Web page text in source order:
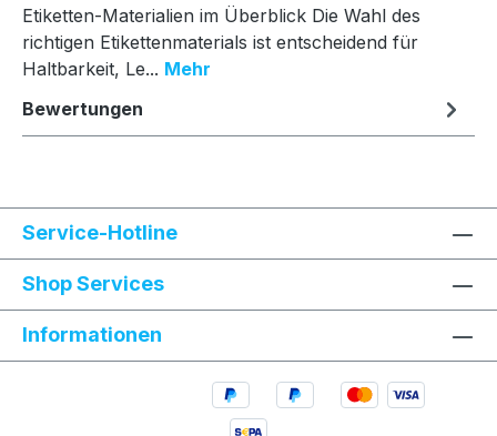
Etiketten-Materialien im Überblick Die Wahl des
richtigen Etikettenmaterials ist entscheidend für
Haltbarkeit, Le... Mehr
Bewertungen
Service-Hotline
Shop Services
Informationen